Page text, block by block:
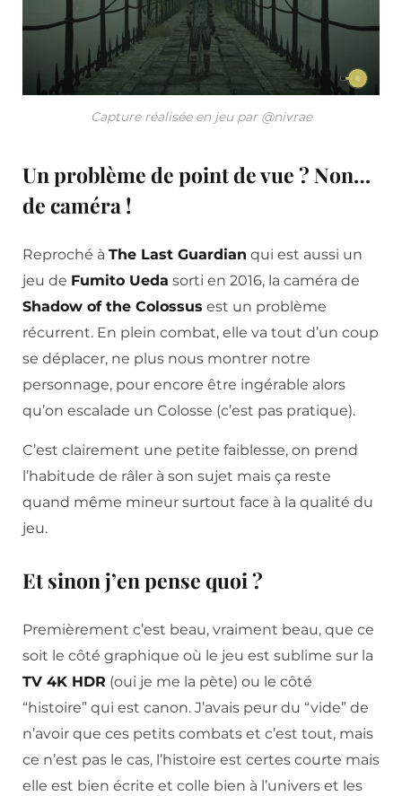
Capture réalisée en jeu par @nivrae
Un problème de point de vue ? Non…
de caméra !
Reproché à The Last Guardian qui est aussi un
jeu de Fumito Ueda sorti en 2016, la caméra de
Shadow of the Colossus est un problème
récurrent. En plein combat, elle va tout d’un coup
se déplacer, ne plus nous montrer notre
personnage, pour encore être ingérable alors
qu’on escalade un Colosse (c’est pas pratique).
C’est clairement une petite faiblesse, on prend
l’habitude de râler à son sujet mais ça reste
quand même mineur surtout face à la qualité du
jeu.
Et sinon j’en pense quoi ?
Premièrement c’est beau, vraiment beau, que ce
soit le côté graphique où le jeu est sublime sur la
TV 4K HDR (oui je me la pète) ou le côté
“histoire” qui est canon. J’avais peur du “vide” de
n’avoir que ces petits combats et c’est tout, mais
ce n’est pas le cas, l’histoire est certes courte mais
elle est bien écrite et colle bien à l’univers et les